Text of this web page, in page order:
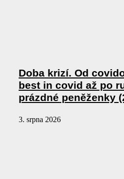
Doba krizí. Od
best in covid až po
prázdné peněženky
3. srpna 2026